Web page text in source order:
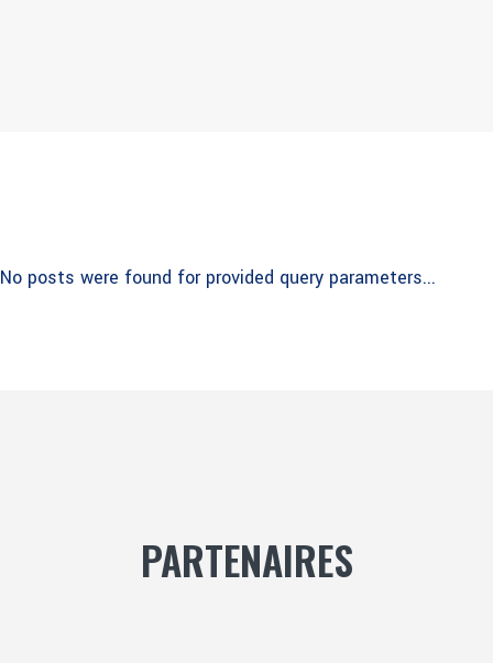
No posts were found for provided query parameters...
PARTENAIRES